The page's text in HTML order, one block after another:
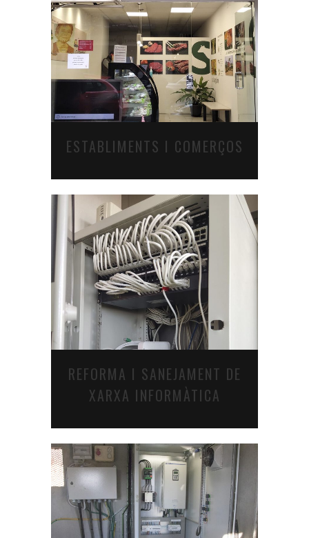
ESTABLIMENTS I COMERÇOS
REFORMA I SANEJAMENT DE
XARXA INFORMÀTICA